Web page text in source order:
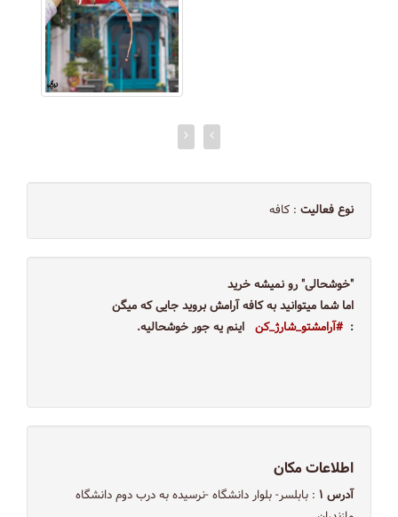
نوع فعالیت : کافه
"خوشحالی" رو نمیشه خرید
اما شما میتوانید به کافه آرامش بروید جایی که میگن
: #آرامشتو_شارژ_كن اینم یه جور خوشحالیه.
اطلاعات مکان
آدرس ۱
: بابلسر- بلوار دانشگاه -نرسیده به درب دوم دانشگاه